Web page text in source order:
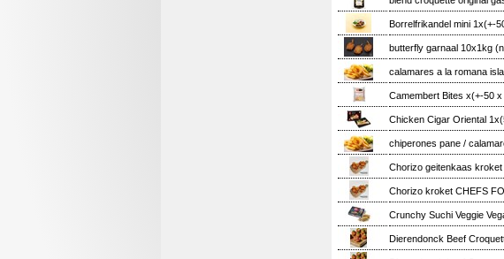
Borrelfrikandel mini 1x(+-
butterfly garnaal 10x1kg
calamares a la romana
Camembert Bites x(+-50
Chicken Cigar Oriental
chiperones pane /
Chorizo geitenkaas
Chorizo kroket CHEFS
Crunchy Suchi Veggie
Dierendonck Beef